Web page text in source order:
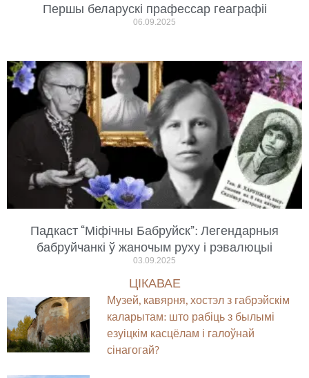
Першы беларускі прафессар геаграфіі
06.09.2025
Падкаст “Міфічны Бабруйск”: Легендарныя
бабруйчанкі ў жаночым руху і рэвалюцыі
03.09.2025
ЦІКАВАЕ
Музей, кавярня, хостэл з габрэйскім
каларытам: што рабіць з былымі
езуіцкім касцёлам і галоўнай
сінагогай?